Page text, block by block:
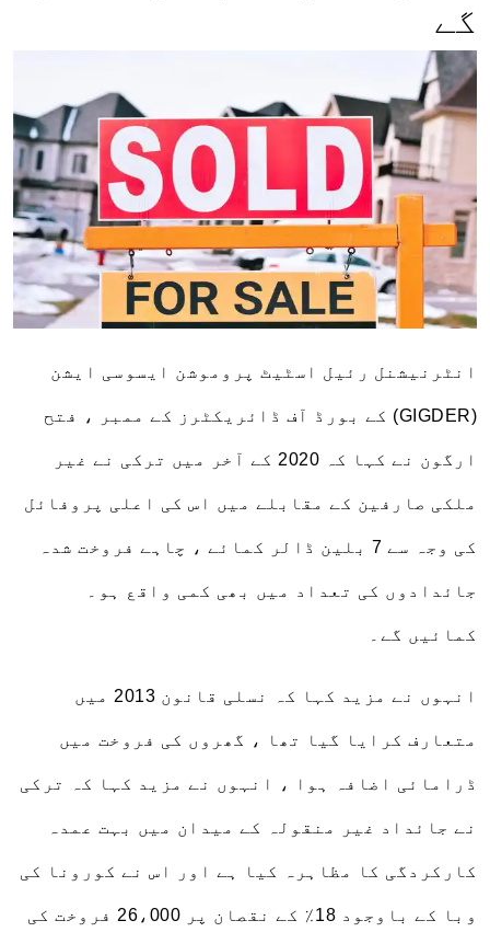
گے
انٹرنیشنل رئیل اسٹیٹ پروموشن ایسوسی ایشن
(GIGDER) کے بورڈ آف ڈائریکٹرز کے ممبر ، فتح
ارگون نے کہا کہ 2020 کے آخر میں ترکی نے غیر
ملکی صارفین کے مقابلے میں اس کی اعلی پروفائل
کی وجہ سے 7 بلین ڈالر کمائے ، چاہے فروخت شدہ
جائدادوں کی تعداد میں بھی کمی واقع ہو۔
کمائیں گے۔
انہوں نے مزید کہا کہ نسلی قانون 2013 میں
متعارف کرایا گیا تھا ، گھروں کی فروخت میں
ڈرامائی اضافہ ہوا ، انہوں نے مزید کہا کہ ترکی
نے جائداد غیر منقولہ کے میدان میں بہت عمدہ
کارکردگی کا مظاہرہ کیا ہے اور اس نے کورونا کی
وبا کے باوجود 18٪ کے ​​نقصان پر 26،000 فروخت کی